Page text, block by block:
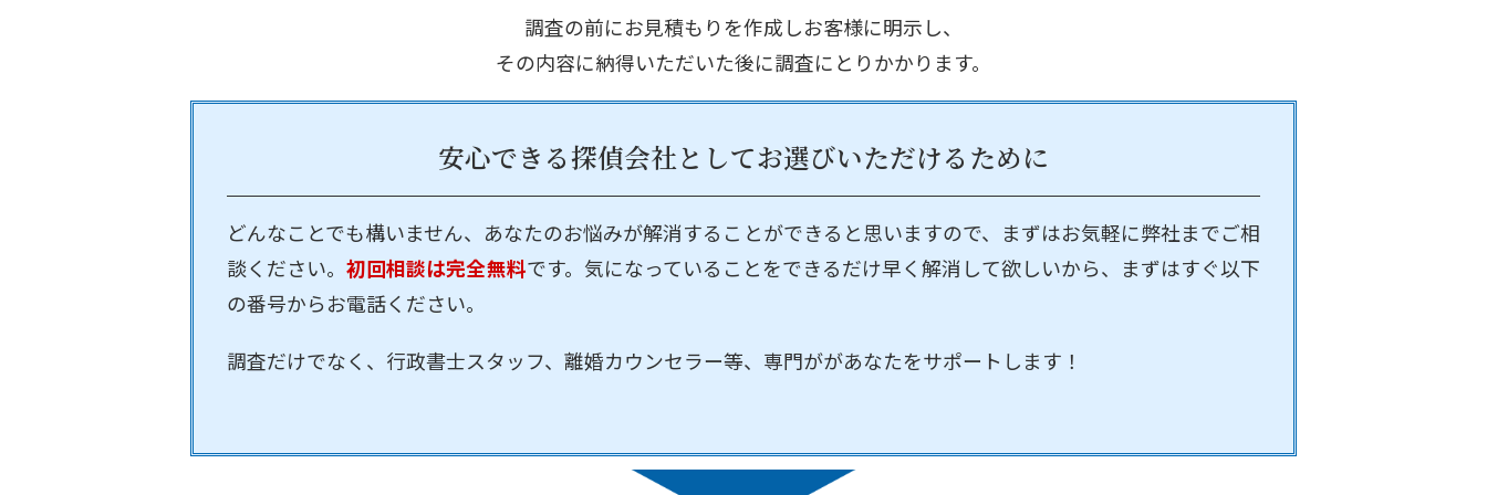
調査の前にお見積もりを作成しお客様に明示し、
その内容に納得いただいた後に調査にとりかかります。
安心できる探偵会社としてお選びいただけるために
どんなことでも構いません、あなたのお悩みが解消することができると思いますので、まずはお気軽に弊社までご相
談ください。初回相談は完全無料です。気になっていることをできるだけ早く解消して欲しいから、まずはすぐ以下
の番号からお電話ください。
調査だけでなく、行政書士スタッフ、離婚カウンセラー等、専門ががあなたをサポートします！